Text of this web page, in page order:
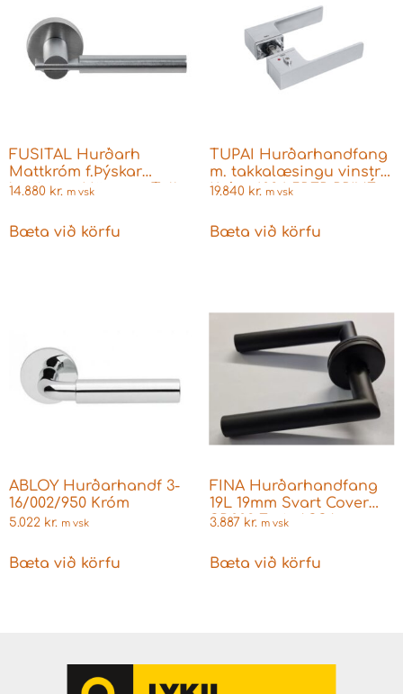
FUSITAL Hurðarh
Mattkróm f.Þýskar
læsingar Hönnun: Taller
14.880 kr. m vsk
Bæta við körfu
TUPAI Hurðarhandfang
m. takkalæsingu vinstri
Króm 4084 5REP PRIVÉ
19.840 kr. m vsk
Bæta við körfu
ABLOY Hurðarhandf 3-
16/002/950 Króm
5.022 kr. m vsk
Bæta við körfu
FINA Hurðarhandfang
19L 19mm Svart Cover
SD002 Fyrir ASSA og
3.887 kr. m vsk
Bæta við körfu